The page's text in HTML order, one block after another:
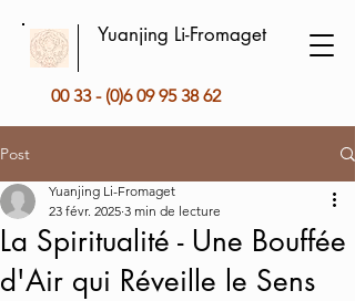
Yuanjing Li-Fromaget
00 33 - (0)6 09 95 38 62
Post
La Spiritualité - Une Bouffée
d'Air qui Réveille le Sens
Yuanjing Li-Fromaget
23 févr. 2025 3 min de lecture